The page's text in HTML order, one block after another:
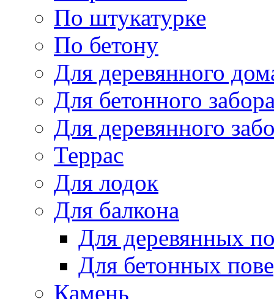
По штукатурке
По бетону
Для деревянного
Для бетонного
Для деревянного
Террас
Для лодок
Для балкона
Для деревянных
Для бетонных
Камень